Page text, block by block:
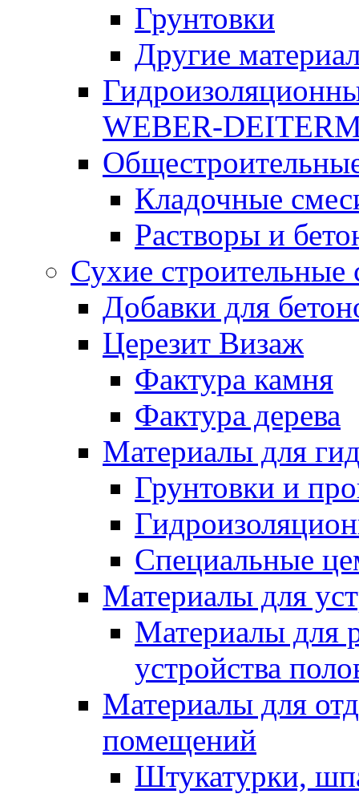
Грунтовки
Другие
WEBER-
Кладочные
Растворы и
Сухие строительные
Добавки для
Церезит Визаж
Фактура камня
Фактура дерева
Материалы для
Грунтовки и
Специальные
Материалы для
Материалы для
устройства
Материалы для
помещений
Штукатурки,